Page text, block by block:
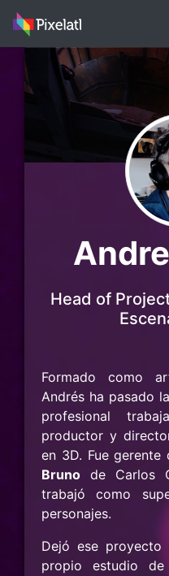
Head of
Formado como
Andrés ha pasado
profesional
productor y
en 3D. Fue
Bruno de Carlos
trabajó como
personajes.
Dejó ese
propio estudio de